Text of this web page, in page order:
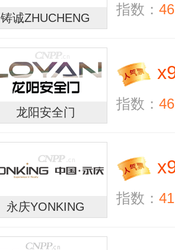
铸诚ZHUCHENG
指数：
龙阳安全门
x
指数：
永庆YONKING
x
指数：